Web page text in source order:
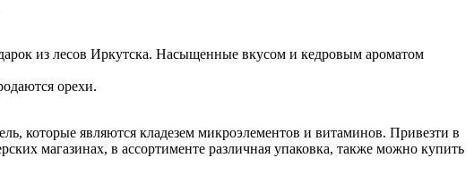
из лесов Иркутска. Насыщенные вкусом и кедровым ароматом
орехи.
которые являются кладезем микроэлементов и витаминов. Привезти в
магазинах, в ассортименте различная упаковка, также можно купить